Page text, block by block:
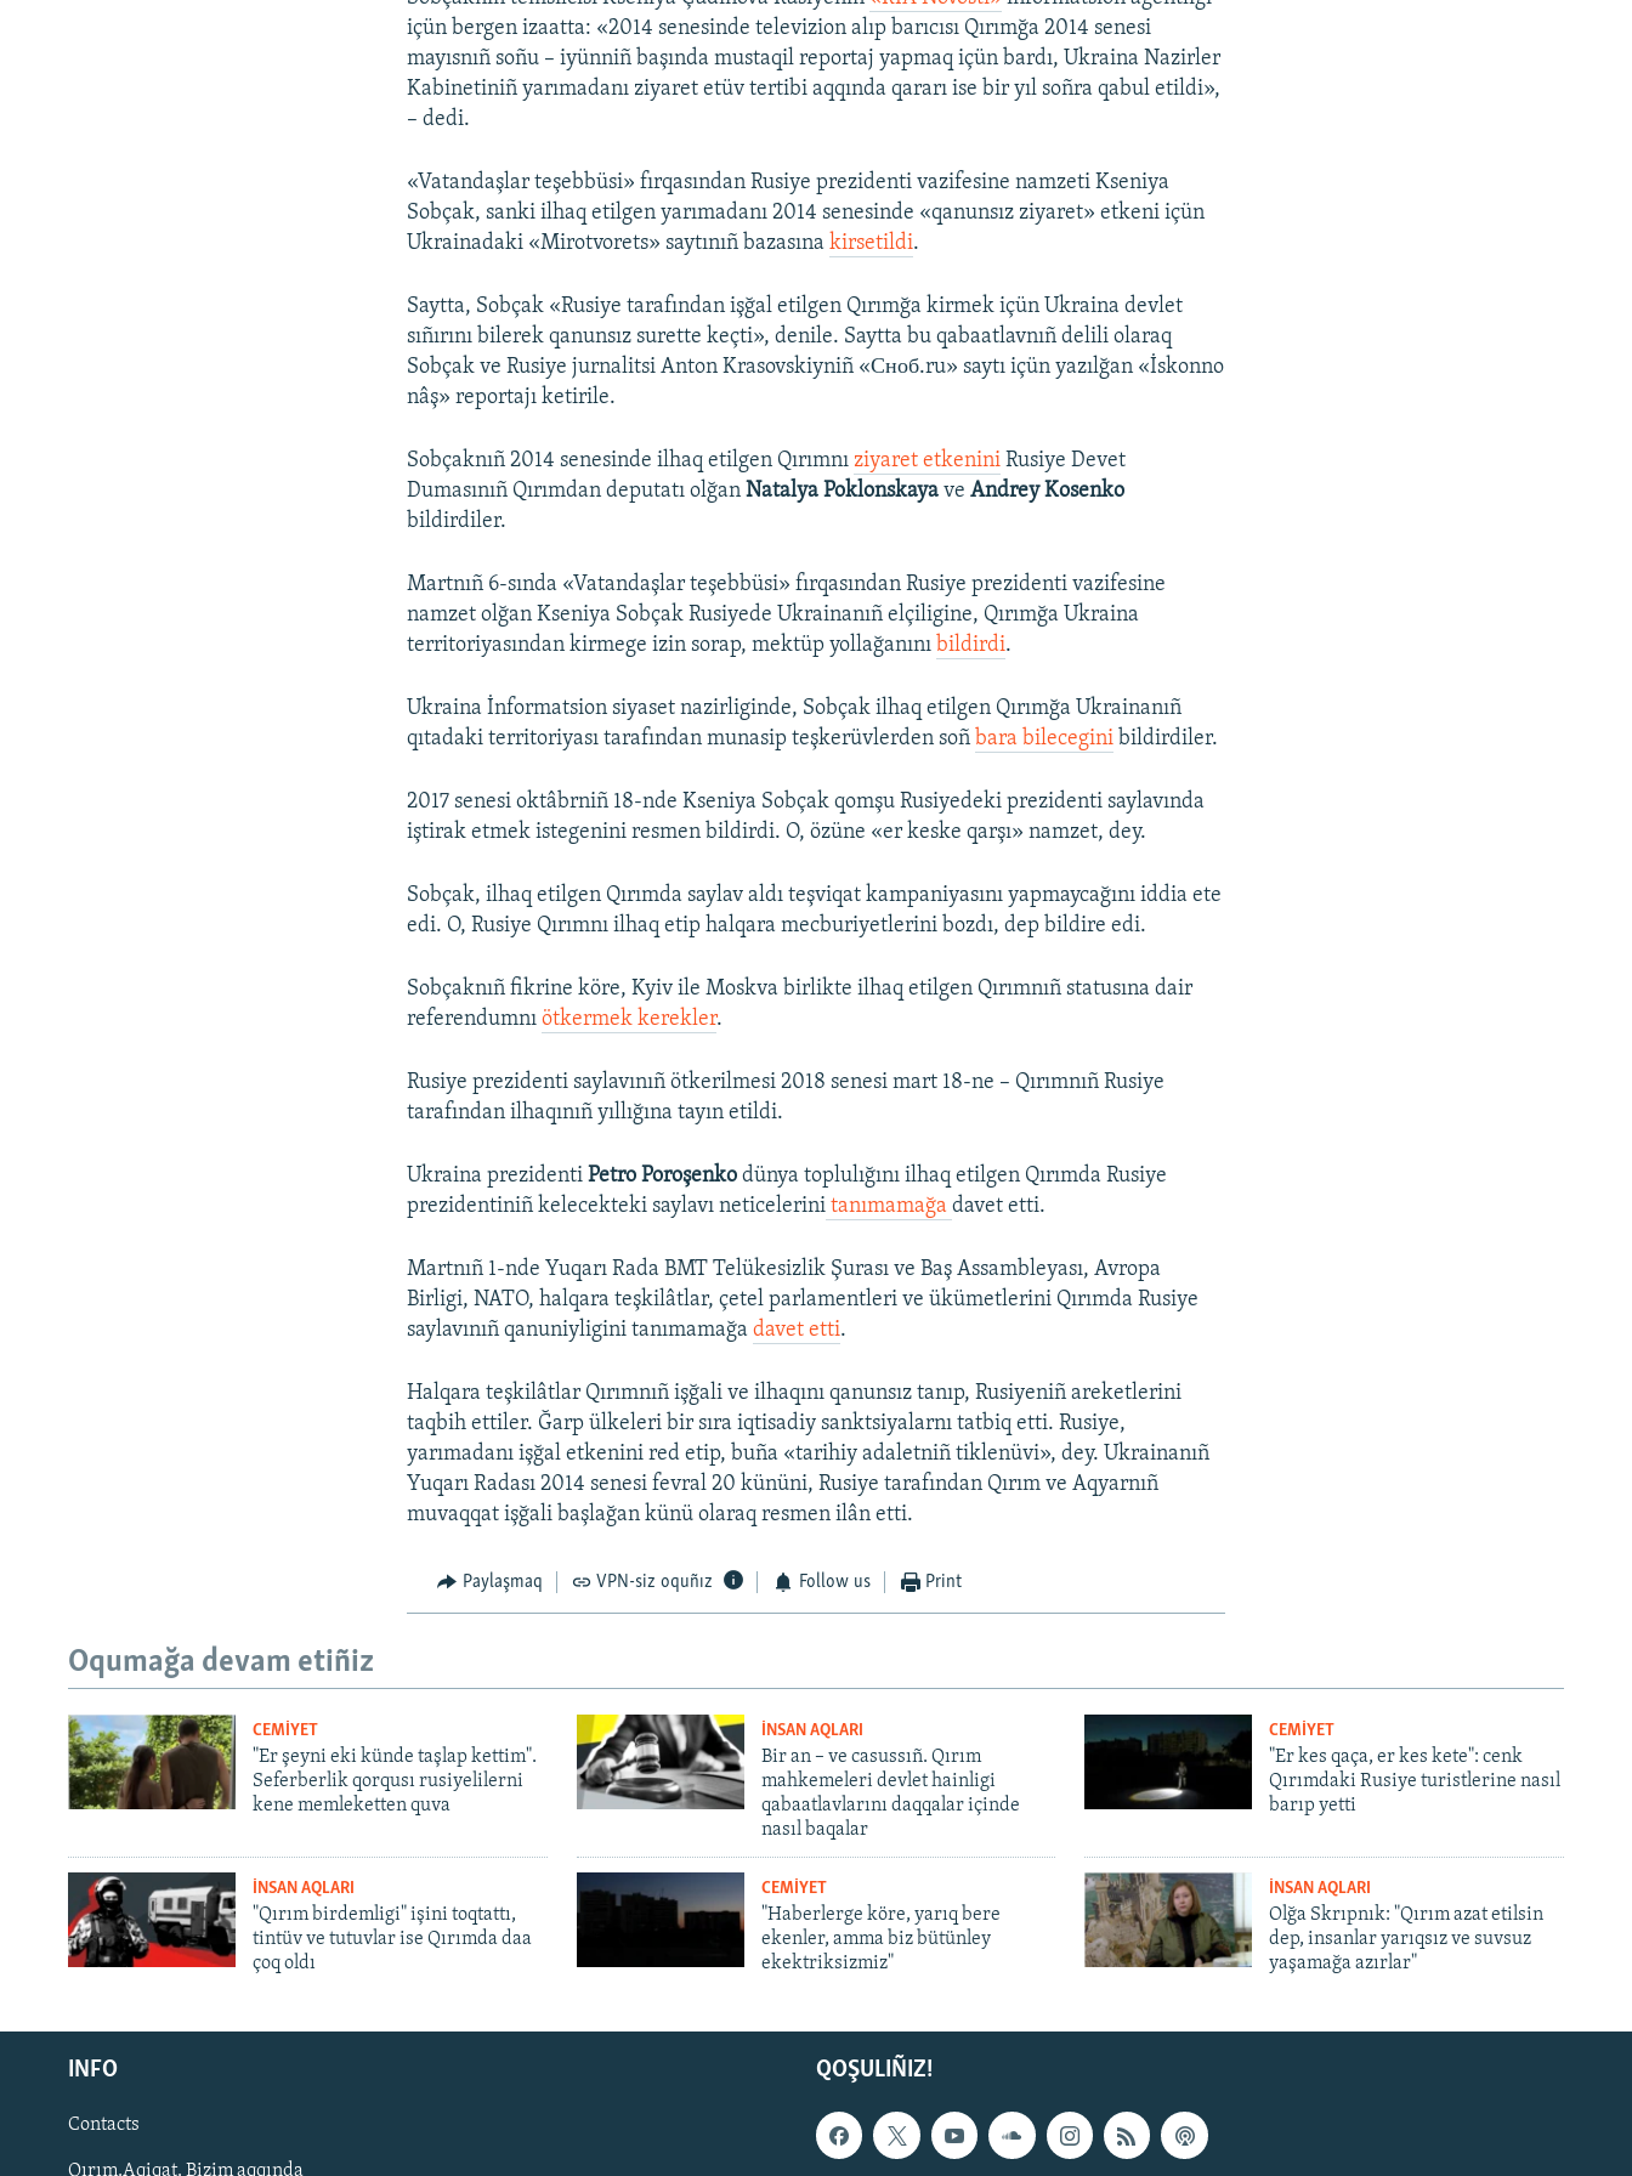
Русский
Українською
QOŞULIÑIZ!
içün bergen izaatta: «2014 senesinde televizion alıp barıcısı Qırımğa 2014 senesi
mayısnıñ soñu – iyünniñ başında mustaqil reportaj yapmaq içün bardı, Ukraina Nazirler
Kabinetiniñ yarımadanı ziyaret etüv tertibi aqqında qararı ise bir yıl soñra qabul etildi»,
– dedi.
«Vatandaşlar teşebbüsi» fırqasından Rusiye prezidenti vazifesine namzeti Kseniya
Sobçak, sanki ilhaq etilgen yarımadanı 2014 senesinde «qanunsız ziyaret» etkeni içün
Ukrainadaki «Mirotvorets» saytınıñ bazasınakirsetildi.
Saytta, Sobçak «Rusiye tarafından işğal etilgen Qırımğa kirmek içün Ukraina devlet
sıñırını bilerek qanunsız surette keçti», denile. Saytta bu qabaatlavnıñ delili olaraq
Sobçak ve Rusiye jurnalitsi Anton Krasovskiyniñ «Сноб.ru» saytı içün yazılğan «İskonno
nâş» reportajı ketirile.
Sobçaknıñ 2014 senesinde ilhaq etilgen Qırımnı ziyaret etkenini Rusiye Devet
Dumasınıñ Qırımdan deputatı olğanNatalya Poklonskaya veAndrey Kosenko
bildirdiler.
Martnıñ 6-sında «Vatandaşlar teşebbüsi» fırqasından Rusiye prezidenti vazifesine
namzet olğan Kseniya Sobçak Rusiyede Ukrainanıñ elçiligine, Qırımğa Ukraina
territoriyasından kirmege izin sorap, mektüp yollağanını bildirdi.
Ukraina İnformatsion siyaset nazirliginde, Sobçak ilhaq etilgen Qırımğa Ukrainanıñ
qıtadaki territoriyası tarafından munasip teşkerüvlerden soñ bara bilecegini bildirdiler.
2017 senesi oktâbrniñ 18-nde Kseniya Sobçak qomşu Rusiyedeki prezidenti saylavında
iştirak etmek istegenini resmen bildirdi. O, özüne «er keske qarşı» namzet, dey.
Sobçak, ilhaq etilgen Qırımda saylav aldı teşviqat kampaniyasını yapmaycağını iddia ete
edi. O, Rusiye Qırımnı ilhaq etip halqara mecburiyetlerini bozdı, dep bildire edi.
Sobçaknıñ fikrine köre, Kyiv ile Moskva birlikte ilhaq etilgen Qırımnıñ statusına dair
referendumnıötkermek kerekler.
Rusiye prezidenti saylavınıñ ötkerilmesi 2018 senesi mart 18-ne – Qırımnıñ Rusiye
tarafından ilhaqınıñ yıllığına tayın etildi.
Ukraina prezidentiPetro Poroşenko dünya toplulığını ilhaq etilgen Qırımda Rusiye
prezidentiniñ kelecekteki saylavı neticelerini tanımamağadavet etti.
Martnıñ 1-nde Yuqarı Rada BMT Telükesizlik Şurası ve Baş Assambleyası, Avropa
Birligi, NATO, halqara teşkilâtlar, çetel parlamentleri ve ükümetlerini Qırımda Rusiye
saylavınıñ qanuniyligini tanımamağadavet etti.
Halqara teşkilâtlar Qırımnıñ işğali ve ilhaqını qanunsız tanıp, Rusiyeniñ areketlerini
taqbih ettiler. Ğarp ülkeleri bir sıra iqtisadiy sanktsiyalarnı tatbiq etti. Rusiye,
yarımadanı işğal etkenini red etip, buña «tarihiy adaletniñ tiklenüvi», dey. Ukrainanıñ
Yuqarı Radası 2014 senesi fevral 20 kününi, Rusiye tarafından Qırım ve Aqyarnıñ
muvaqqat işğali başlağan künü olaraq resmen ilân etti.
Paylaşmaq VPN-siz oquñız Follow us Print
Oqumağa devam etiñiz
CEMİYET
"Er şeyni eki künde taşlap kettim".
Seferberlik qorqusı rusiyelilerni
kene memleketten quva
İNSAN AQLARI
Bir an – ve casussıñ. Qırım
mahkemeleri devlet hainligi
qabaatlavlarını daqqalar içinde
nasıl baqalar
CEMİYET
"Er kes qaça, er kes kete": cenk
Qırımdaki Rusiye turistlerine nasıl
barıp yetti
İNSAN AQLARI
"Qırım birdemligi" işini toqtattı,
tintüv ve tutuvlar ise Qırımda daa
çoq oldı
CEMİYET
"Haberlerge köre, yarıq bere
ekenler, amma biz bütünley
ekektriksizmiz"
İNSAN AQLARI
Olğa Skrıpnık: "Qırım azat etilsin
dep, insanlar yarıqsız ve suvsuz
yaşamağa azırlar"
QOŞULIÑIZ!
INFO
Contacts
Qırım.Aqiqat. Bizim aqqında